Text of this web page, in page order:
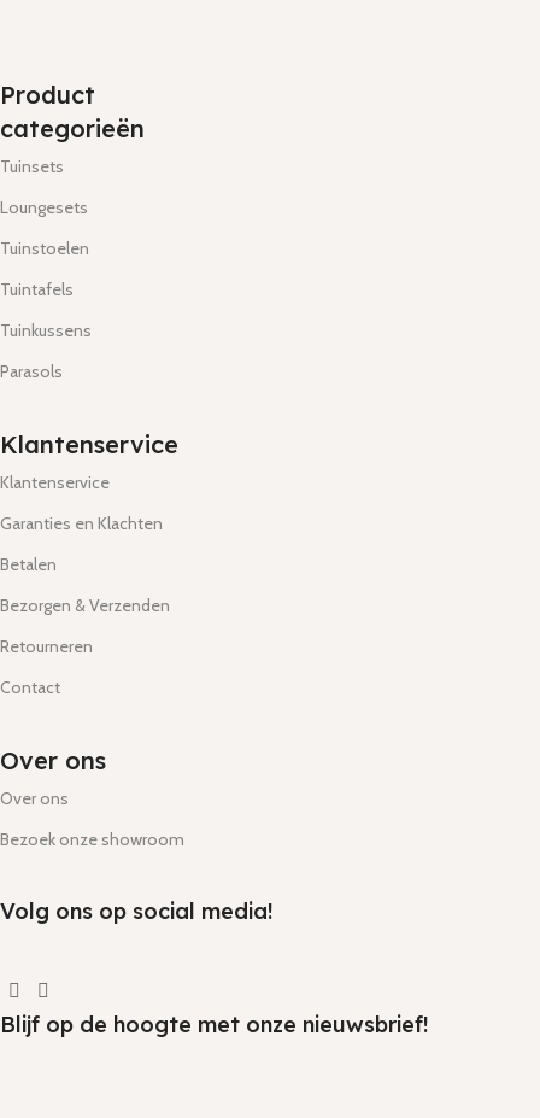
Product
categorieën
Tuinsets
Loungesets
Tuinstoelen
Tuintafels
Tuinkussens
Parasols
Klantenservice
Klantenservice
Garanties en Klachten
Betalen
Bezorgen & Verzenden
Retourneren
Contact
Over ons
Over ons
Bezoek onze showroom
Volg ons op social media!
Blijf op de hoogte met onze nieuwsbrief!